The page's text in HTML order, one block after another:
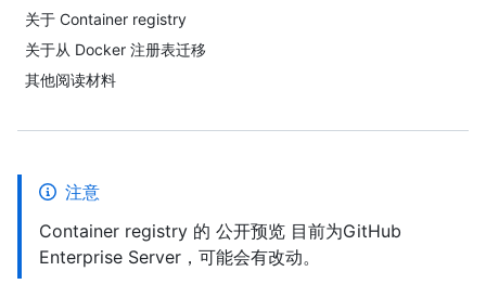
关于 Container registry
关于从 Docker 注册表迁移
其他阅读材料
注意
Container registry 的 公开预览 目前为GitHub
Enterprise Server，可能会有改动。